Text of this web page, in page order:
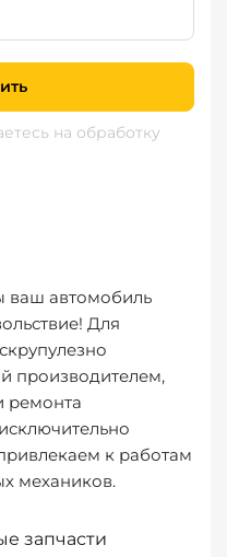
на обработку
ваш автомобиль
Для
производителем,
ремонта
к работам
механиков.
запчасти